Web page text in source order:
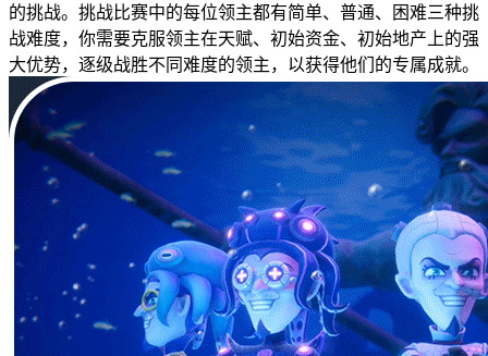
的挑战。挑战比赛中的每位领主都有简单、普通、困难三种挑
战难度，你需要克服领主在天赋、初始资金、初始地产上的强
大优势，逐级战胜不同难度的领主，以获得他们的专属成就。